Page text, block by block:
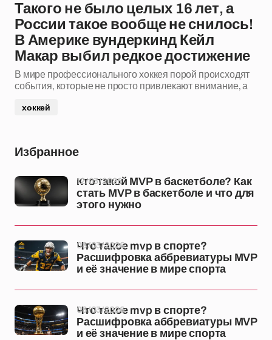
Такого не было целых 16 лет, а
России такое вообще не снилось!
В Америке вундеркинд Кейл
Макар выбил редкое достижение
В мире профессионального хоккея порой происходят
события, которые не просто привлекают внимание, а
хоккей
Избранное
Кто такой MVP в баскетболе? Как
стать MVP в баскетболе и что для
этого нужно
12/03/2026
Что такое mvp в спорте?
Расшифровка аббревиатуры MVP
и её значение в мире спорта
08/03/2026
Что такое mvp в спорте?
Расшифровка аббревиатуры MVP
и её значение в мире спорта
08/03/2026